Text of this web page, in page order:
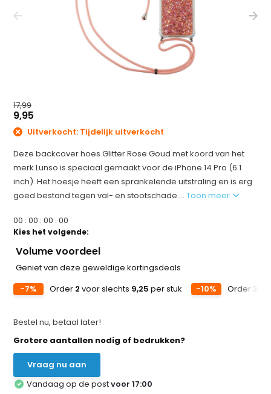
17,99
9,95
Uitverkocht: Tijdelijk uitverkocht
Deze backcover hoes Glitter Rose Goud met koord van het
merk Lunso is speciaal gemaakt voor de iPhone 14 Pro (6.1
inch). Het hoesje heeft een sprankelende uitstraling en is erg
goed bestand tegen val- en stootschade....Toon meer
00 :00 :00 :00
Kies het volgende:
Volume voordeel
Geniet van deze geweldige kortingsdeals
-7%
Order 2 voor slechts 9,25 per stuk -10% Order 3
Bestel nu, betaal later!
Grotere aantallen nodig of bedrukken?
Vraag nu aan
Vandaag op de postvoor 17:00